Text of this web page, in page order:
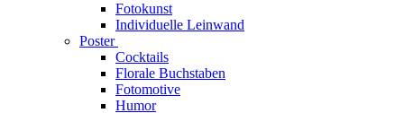
Fotokunst
Individuelle Leinwand
Poster
Cocktails
Florale Buchstaben
Fotomotive
Humor